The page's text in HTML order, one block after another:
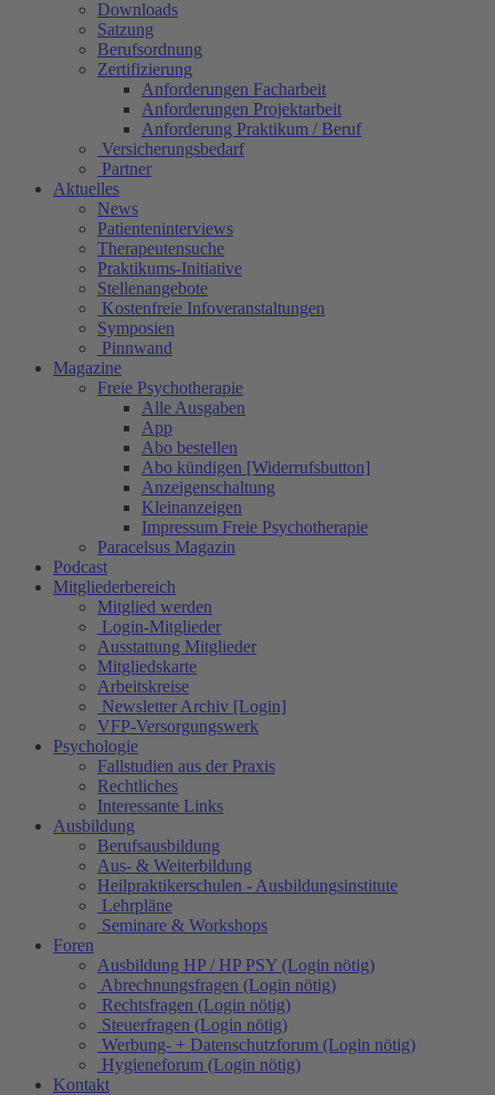
Downloads
Satzung
Berufsordnung
Zertifizierung
Anforderungen Facharbeit
Anforderungen Projektarbeit
Anforderung Praktikum / Beruf
Versicherungsbedarf
Partner
Aktuelles
News
Patienteninterviews
Therapeutensuche
Praktikums-Initiative
Stellenangebote
Kostenfreie Infoveranstaltungen
Symposien
Pinnwand
Magazine
Freie Psychotherapie
Alle Ausgaben
App
Abo bestellen
Abo kündigen [Widerrufsbutton]
Anzeigenschaltung
Kleinanzeigen
Impressum Freie Psychotherapie
Paracelsus Magazin
Podcast
Mitgliederbereich
Mitglied werden
Login-Mitglieder
Ausstattung Mitglieder
Mitgliedskarte
Arbeitskreise
Newsletter Archiv [Login]
VFP-Versorgungswerk
Psychologie
Fallstudien aus der Praxis
Rechtliches
Interessante Links
Ausbildung
Berufsausbildung
Aus- & Weiterbildung
Heilpraktikerschulen - Ausbildungsinstitute
Lehrpläne
Seminare & Workshops
Foren
Ausbildung HP / HP PSY (Login nötig)
Abrechnungsfragen (Login nötig)
Rechtsfragen (Login nötig)
Steuerfragen (Login nötig)
Werbung- + Datenschutzforum (Login nötig)
Hygieneforum (Login nötig)
Kontakt